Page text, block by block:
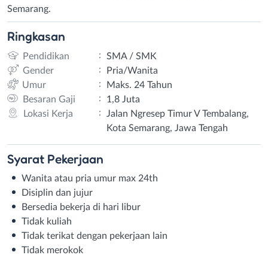
Semarang.
Ringkasan
Pendidikan :
SMA / SMK
Gender
:
Pria/Wanita
Umur
:
Maks. 24 Tahun
Besaran Gaji
:
1,8 Juta
Lokasi Kerja
:
Jalan Ngresep Timur V Tembalang,
Kota Semarang, Jawa Tengah
Syarat Pekerjaan
Wanita atau pria umur max 24th
Disiplin dan jujur
Bersedia bekerja di hari libur
Tidak kuliah
Tidak terikat dengan pekerjaan lain
Tidak merokok